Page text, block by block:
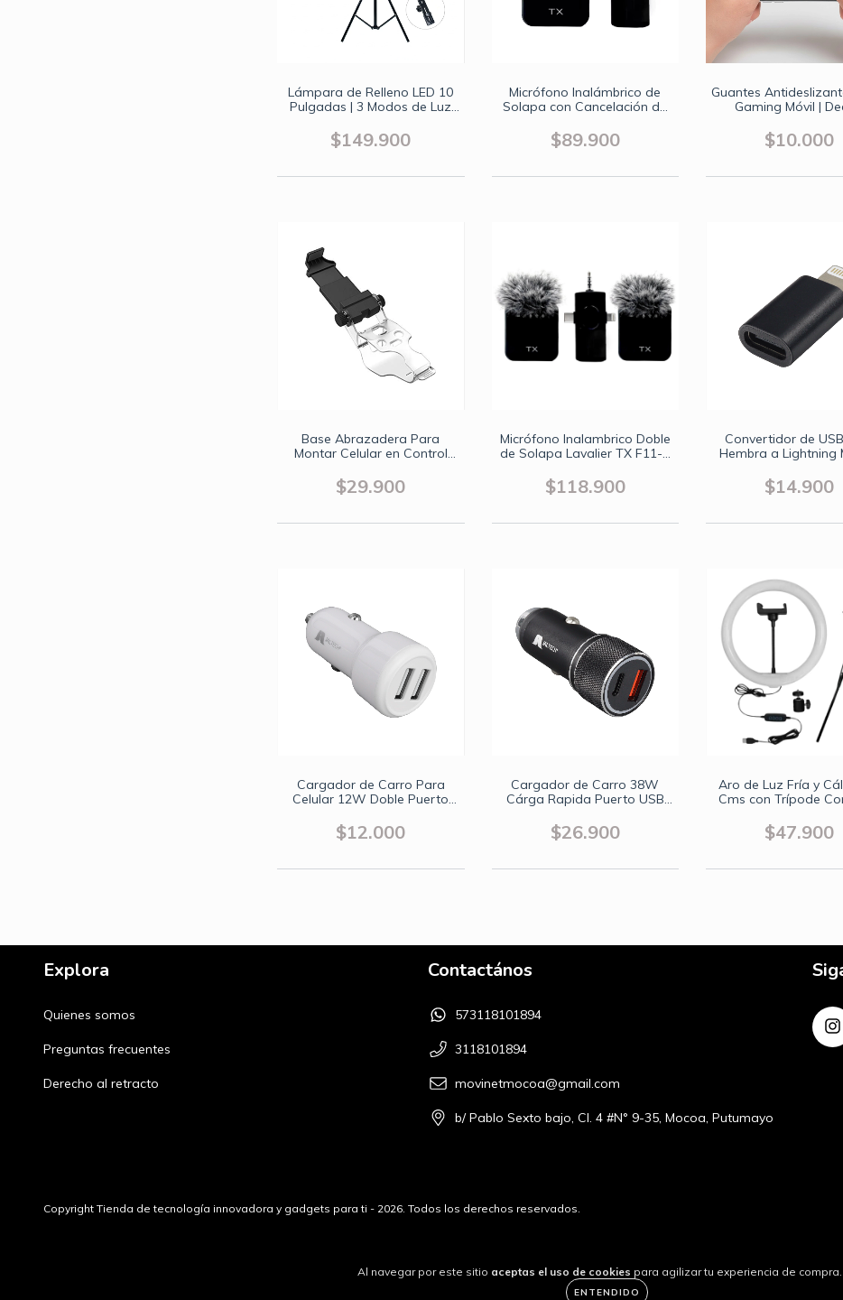
Al navegar por este sitio aceptas el uso de cookies para agilizar tu experiencia de compra.
ENTENDIDO
Lámpara de Relleno LED 10
Pulgadas | 3 Modos de Luz
Extensible 1.8m | Soporte
para Celular y Tablet
$149.900
Micrófono Inalámbrico de
Solapa con Cancelación de
Conector (USB-
C/3.5mm/Lightning) | Filtro de
$89.900
Guantes
Gaming Móvil |
Transpirable |
Precisión
$10.000
Base Abrazadera Para
Montar Celular en Control
$29.900
Micrófono Inalambrico Doble
de Solapa Lavalier TX F11-2
Android
$118.900
Convertidor de
Hembra a Lightning
$14.900
Cargador de Carro Para
Celular 12W Doble Puerto
$12.000
Cargador de Carro 38W
Cárga Rapida Puerto USB
$26.900
Aro de Luz Fría y
Cms con Trípode
$47.900
Explora
Quienes somos
Preguntas frecuentes
Derecho al retracto
Contactános
573118101894
3118101894
movinetmocoa@gmail.com
b/ Pablo Sexto bajo, Cl. 4 #N° 9-35, Mocoa, Putumayo
Copyright Tienda de tecnología innovadora y gadgets para ti - 2026. Todos los derechos reservados.